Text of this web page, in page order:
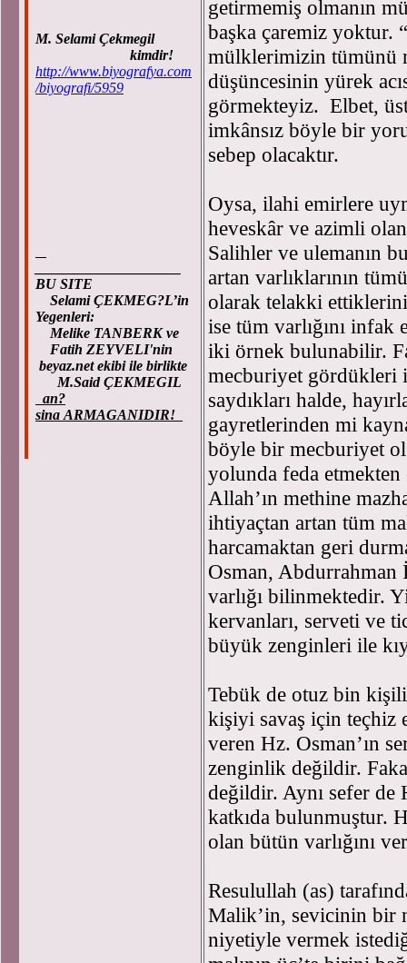
M. Selami Çekmegil
kimdir!
http://www.biyografya.com
/biyografi/5959
BU SITE
Selami ÇEKMEG?L’in
Yegenleri:
Melike TANBERK ve
Fatih ZEYVELI'nin
beyaz.net ekibi ile birlikte
M.Said ÇEKMEGIL
an?
sina ARMAGANIDIR!
getirmemiş olmanın
başka çaremiz yoktur.
mülklerimizin tümünü
düşüncesinin yürek
görmekteyiz. Elbet,
imkânsız böyle bir
sebep olacaktır.
Oysa, ilahi emirlere
heveskâr ve azimli
Salihler ve ulemanın
artan varlıklarının
olarak telakki
ise tüm varlığını
iki örnek bulunabilir.
mecburiyet gördükleri
saydıkları halde,
gayretlerinden mi
böyle bir mecburiyet
yolunda feda
Allah’ın methine
ihtiyaçtan artan tüm
harcamaktan geri
Osman,
varlığı bilinmektedir.
kervanları, serveti ve
büyük zenginleri ile
Tebük de otuz bin
kişiyi savaş için teçhiz
veren Hz. Osman’ın
zenginlik değildir.
değildir. Aynı sefer de
katkıda bulunmuştur.
olan bütün varlığını
Resulullah (as)
Malik’in, sevicinin bir
niyetiyle vermek